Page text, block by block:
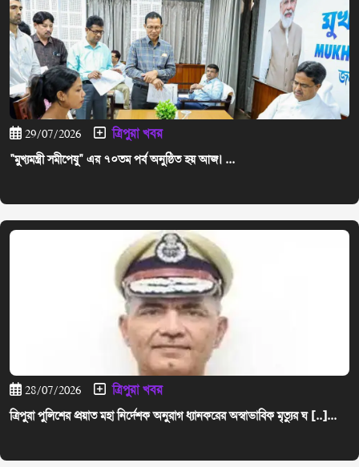
29/07/2026 ত্রিপুরা খবর
"মুখ্যমন্ত্রী সমীপেষু" এর ৭০তম পর্ব অনুষ্ঠিত হয় আজ। ...
28/07/2026 ত্রিপুরা খবর
ত্রিপুরা পুলিশের প্রয়াত মহা নির্দেশক অনুরাগ ধ্যানকরের অস্বাভাবিক মৃত্যুর ঘ [..]...